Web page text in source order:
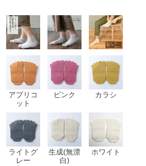
アプリコ
ット
ピンク カラシ
ライトグ
レー
生成(無漂
白)
ホワイト